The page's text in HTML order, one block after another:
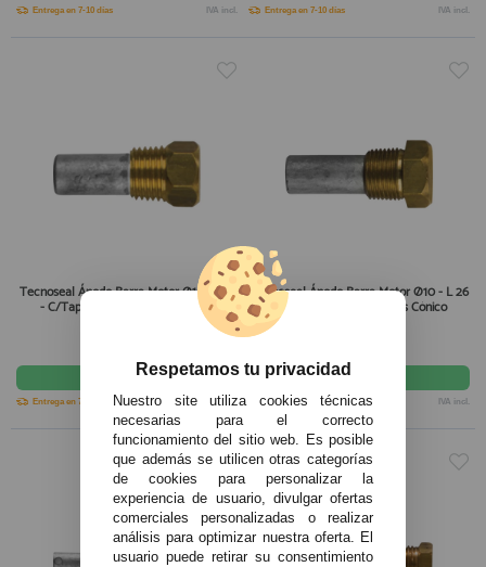
Entrega en 7-10 días IVA incl. Entrega en 7-10 días IVA incl.
Tecnoseal Ánodo Barra Motor Ø10 - L 15
- C/Tapón Latón 1/4" Gas Cónico
comprar
Entrega en 7-10 días IVA incl.
Tecnoseal Ánodo Barra Motor Ø10 - L 26
- C/Tapón Latón 1/4" Gas Cónico
comprar
Entrega en 7-10 días IVA incl.
Respetamos tu privacidad
Nuestro site utiliza cookies técnicas
necesarias para el correcto
funcionamiento del sitio web. Es posible
que además se utilicen otras categorías
de cookies para personalizar la
experiencia de usuario, divulgar ofertas
comerciales personalizadas o realizar
análisis para optimizar nuestra oferta. El
usuario puede retirar su consentimiento